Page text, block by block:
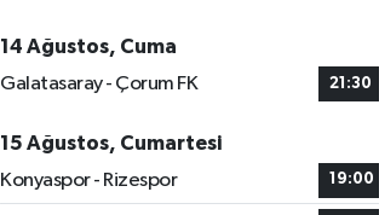
14 Ağustos, Cuma
Galatasaray - Çorum FK
21:30
15 Ağustos, Cumartesi
Konyaspor - Rizespor
19:00